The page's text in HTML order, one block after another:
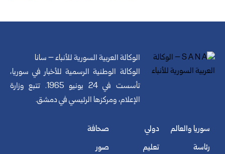
الوكالة العربية السورية للأنباء – سانا
الوكالة الوطنية الرسمية للأخبار في سوريا،
تأسست في 24 يونيو 1965. تتبع وزارة
الإعلام، ومركزها الرئيسي في دمشق.
سوريا والعالم
رئاسة
دولي
تعليم
صحافة
صور